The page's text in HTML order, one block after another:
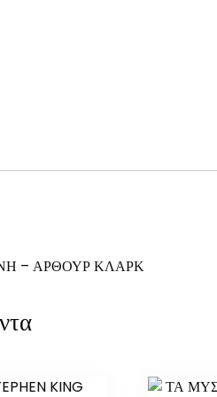
– ΑΡΘΟΥΡ ΚΛΑΡΚ